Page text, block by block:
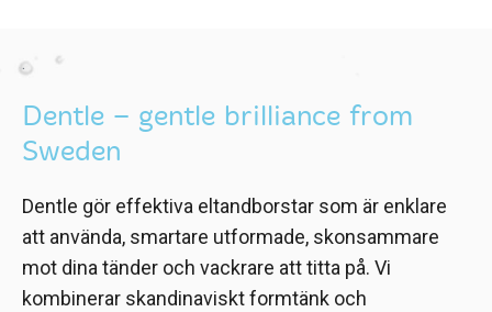
.
Dentle – gentle brilliance from
Sweden
Dentle gör effektiva eltandborstar som är enklare
att använda, smartare utformade, skonsammare
mot dina tänder och vackrare att titta på. Vi
kombinerar skandinaviskt formtänk och